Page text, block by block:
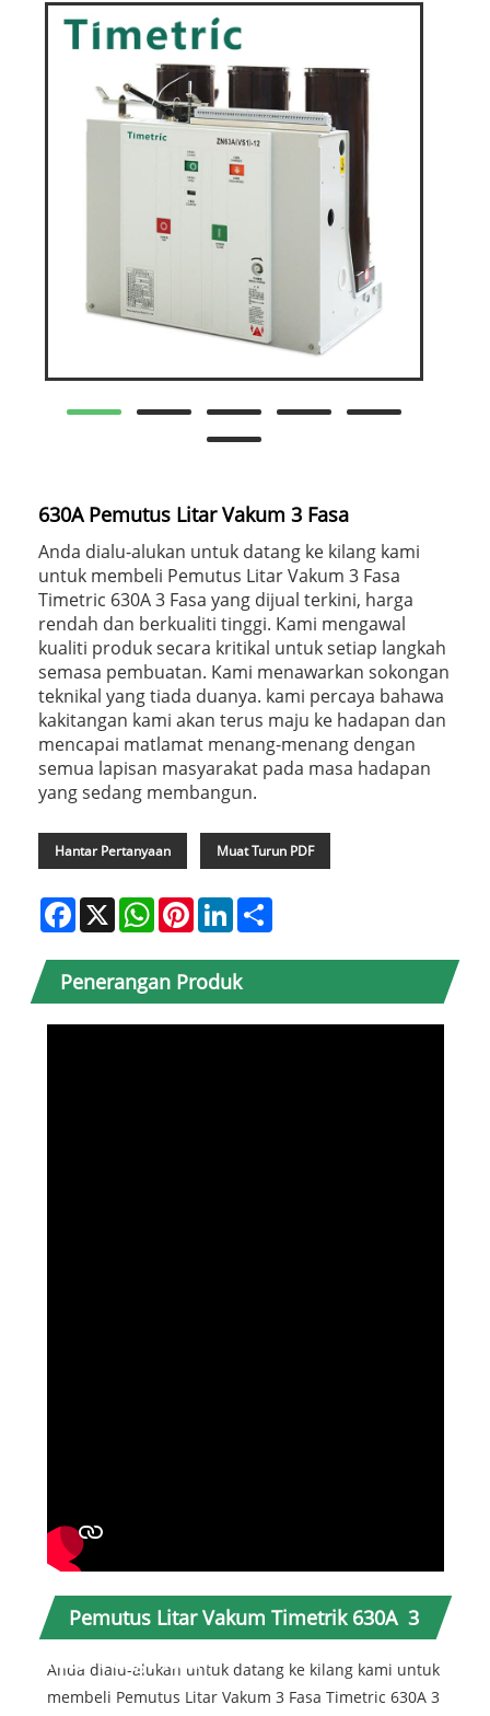
630A Pemutus Litar Vakum 3 Fasa
Anda dialu-alukan untuk datang ke kilang kami
untuk membeli Pemutus Litar Vakum 3 Fasa
Timetric 630A 3 Fasa yang dijual terkini, harga
rendah dan berkualiti tinggi. Kami mengawal
kualiti produk secara kritikal untuk setiap langkah
semasa pembuatan. Kami menawarkan sokongan
teknikal yang tiada duanya. kami percaya bahawa
kakitangan kami akan terus maju ke hadapan dan
mencapai matlamat menang-menang dengan
semua lapisan masyarakat pada masa hadapan
yang sedang membangun.
Hantar Pertanyaan Muat Turun PDF
Facebook
X WhatsAppPinterestLinkedIn
Penerangan Produk
Pemutus Litar Vakum Timetrik 630A 3
Fasa Pengenalan
Anda dialu-alukan untuk datang ke kilang kami untuk
membeli Pemutus Litar Vakum 3 Fasa Timetric 630A 3